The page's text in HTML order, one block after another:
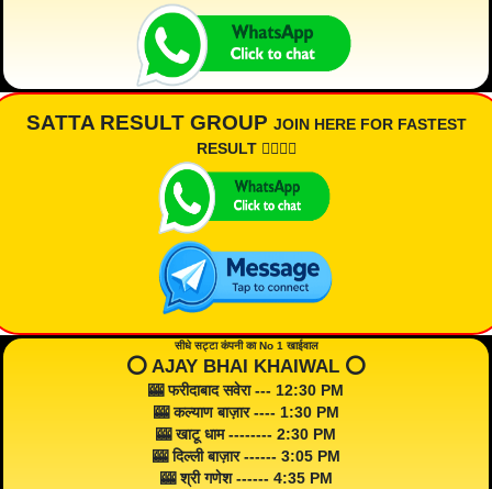
SATTA RESULT GROUP JOIN HERE FOR FASTEST
RESULT 👇🏾👇🏾
सीधे सट्टा कंपनी का No 1 खाईवाल
⭕️ AJAY BHAI KHAIWAL ⭕️
🎰 फरीदाबाद सवेरा --- 12:30 PM
🎰 कल्याण बाज़ार ---- 1:30 PM
🎰 खाटू धाम -------- 2:30 PM
🎰 दिल्ली बाज़ार ------ 3:05 PM
🎰 श्री गणेश ------ 4:35 PM